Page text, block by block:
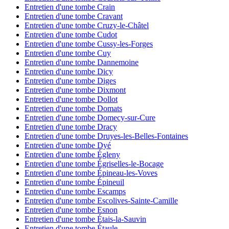
Entretien d'une tombe Crain
Entretien d'une tombe Cravant
Entretien d'une tombe Cruzy-le-Châtel
Entretien d'une tombe Cudot
Entretien d'une tombe Cussy-les-Forges
Entretien d'une tombe Cuy
Entretien d'une tombe Dannemoine
Entretien d'une tombe Dicy
Entretien d'une tombe Diges
Entretien d'une tombe Dixmont
Entretien d'une tombe Dollot
Entretien d'une tombe Domats
Entretien d'une tombe Domecy-sur-Cure
Entretien d'une tombe Dracy
Entretien d'une tombe Druyes-les-Belles-Fontaines
Entretien d'une tombe Dyé
Entretien d'une tombe Égleny
Entretien d'une tombe Égriselles-le-Bocage
Entretien d'une tombe Épineau-les-Voves
Entretien d'une tombe Épineuil
Entretien d'une tombe Escamps
Entretien d'une tombe Escolives-Sainte-Camille
Entretien d'une tombe Esnon
Entretien d'une tombe Étais-la-Sauvin